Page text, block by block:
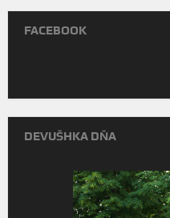
FACEBOOK
DEVUŠHKA DŇA